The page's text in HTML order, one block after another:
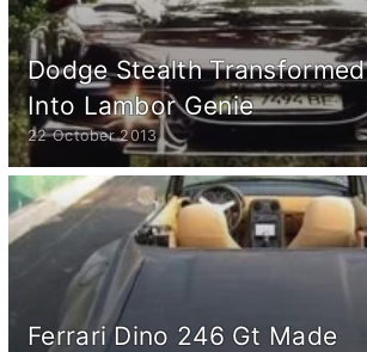
Dodge Stealth Transformed
Into Lambor Genie
22 October 2013
Ferrari Dino 246 Gt Made